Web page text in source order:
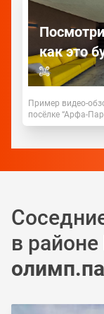
как это
Пример видео-
посёлке “Арфа-
в районе